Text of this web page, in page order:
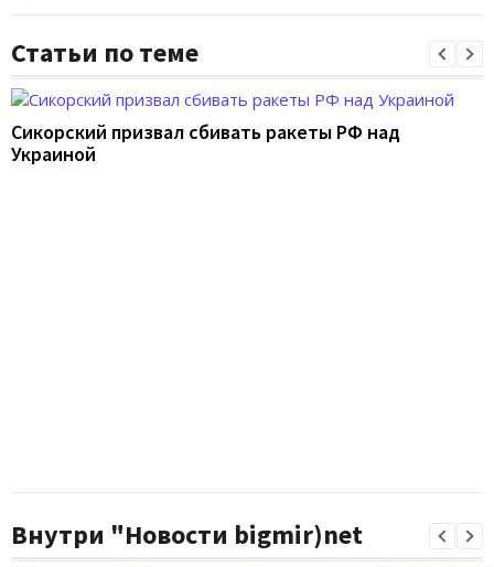
Статьи по теме
Сикорский призвал сбивать ракеты РФ над
Украиной
Внутри "Новости bigmir)net